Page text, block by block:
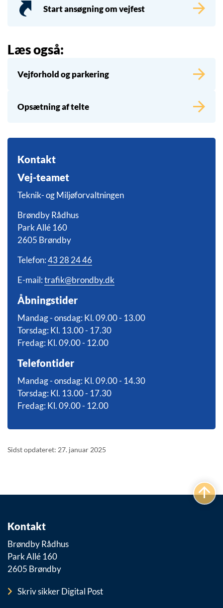
Start ansøgning om vejfest
Læs også:
Vejforhold og parkering
Opsætning af telte
Kontakt
Vej-teamet
Teknik- og Miljøforvaltningen
Brøndby Rådhus
Park Allé 160
2605 Brøndby
Telefon:43 28 24 46
E-mail:trafik@brondby.dk
Åbningstider
Mandag - onsdag: Kl. 09.00 - 13.00
Torsdag: Kl. 13.00 - 17.30
Fredag: Kl. 09.00 - 12.00
Telefontider
Mandag - onsdag: Kl. 09.00 - 14.30
Torsdag: Kl. 13.00 - 17.30
Fredag: Kl. 09.00 - 12.00
Sidst opdateret: 27. januar 2025
Kontakt
Brøndby Rådhus
Park Allé 160
2605 Brøndby
Skriv sikker Digital Post